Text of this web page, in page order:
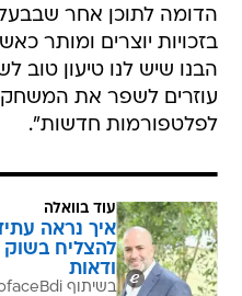
בזכויות יוצרים ומותר
הבנו שיש לנו טיעון טוב
עוזרים לשפר את
לפלטפורמות חדשות".
עוד בוואלה
איך נראה
להצליח
ודאות
בשיתוף CofaceBdi